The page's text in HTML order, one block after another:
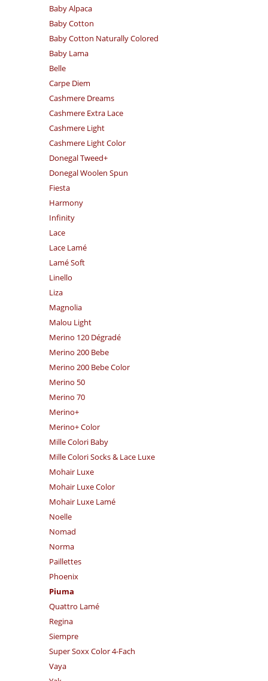
Baby Alpaca
Baby Cotton
Baby Cotton Naturally Colored
Baby Lama
Belle
Carpe Diem
Cashmere Dreams
Cashmere Extra Lace
Cashmere Light
Cashmere Light Color
Donegal Tweed+
Donegal Woolen Spun
Fiesta
Harmony
Infinity
Lace
Lace Lamé
Lamé Soft
Linello
Liza
Magnolia
Malou Light
Merino 120 Dégradé
Merino 200 Bebe
Merino 200 Bebe Color
Merino 50
Merino 70
Merino+
Merino+ Color
Mille Colori Baby
Mille Colori Socks & Lace Luxe
Mohair Luxe
Mohair Luxe Color
Mohair Luxe Lamé
Noelle
Nomad
Norma
Paillettes
Phoenix
Piuma
Quattro Lamé
Regina
Siempre
Super Soxx Color 4-Fach
Vaya